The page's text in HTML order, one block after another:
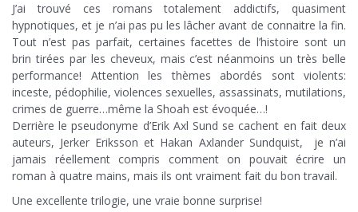
J’ai trouvé ces romans totalement addictifs, quasiment
hypnotiques, et je n’ai pas pu les lâcher avant de connaitre la fin.
Tout n’est pas parfait, certaines facettes de l’histoire sont un
brin tirées par les cheveux, mais c’est néanmoins un très belle
performance! Attention les thèmes abordés sont violents:
inceste, pédophilie, violences sexuelles, assassinats, mutilations,
crimes de guerre…même la Shoah est évoquée…!
Derrière le pseudonyme d’Erik Axl Sund se cachent en fait deux
auteurs, Jerker Eriksson et Hakan Axlander Sundquist, je n’ai
jamais réellement compris comment on pouvait écrire un
roman à quatre mains, mais ils ont vraiment fait du bon travail.
Une excellente trilogie, une vraie bonne surprise!